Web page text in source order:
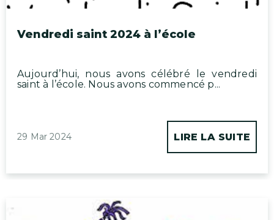
Vendredi saint 2024 à l’école
Aujourd’hui, nous avons célébré le vendredi
saint à l’école. Nous avons commencé p...
29 Mar 2024 LIRE LA SUITE